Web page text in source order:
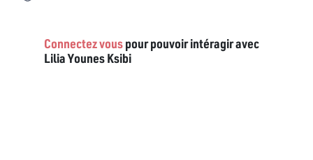
Connectez vouspour pouvoir intéragir avec
Lilia Younes Ksibi